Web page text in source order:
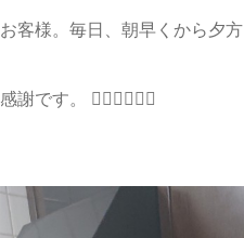
お客様。毎日、朝早くから夕
感謝です。 🙇‍♂️🙇‍♂️🙇‍♂️